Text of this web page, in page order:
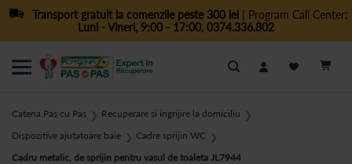
Transport gratuit la comenzile peste 300 lei| Program Call Center:
Luni - Vineri, 9:00 - 17:00, 0374.336.802
Cautare
Catena Pas cu Pas ❯ Recuperare si ingrijire la domiciliu ❯
Dispozitive ajutatoare baie ❯ Cadre sprijin WC ❯
Cadru metalic, de sprijin pentru vasul de toaleta JL7944